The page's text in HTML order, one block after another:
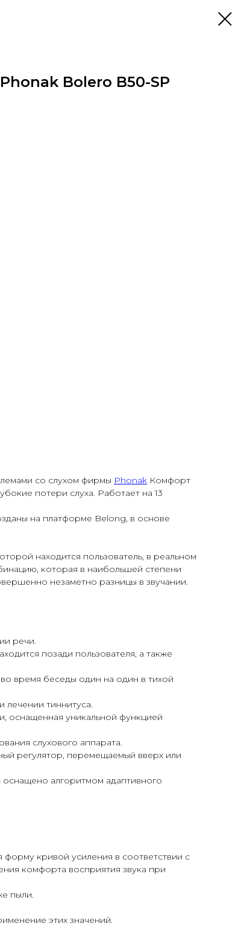
Bolero B50-SP
со слухом фирмы Phonak Комфорт
потери слуха. Работает на 13
на платформе Belong, в основе
находится пользователь, в реальном
которая в наибольшей степени
незаметно разницы в звучании.
речи.
позади пользователя, а также
время беседы один на один в тихой
тиннитуса.
оснащенная уникальной функцией
слухового аппарата.
регулятор, перемещаемый вверх или
алгоритмом адаптивного
форму кривой усиления в соответствии с
комфорта восприятия звука при
пыли.
этих значений.